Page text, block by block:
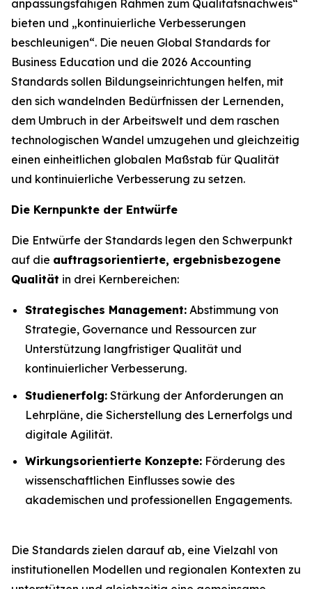
anpassungsfähigen Rahmen zum Qualitätsnachweis“
bieten und „kontinuierliche Verbesserungen
beschleunigen“. Die neuen Global Standards for
Business Education und die 2026 Accounting
Standards sollen Bildungseinrichtungen helfen, mit
den sich wandelnden Bedürfnissen der Lernenden,
dem Umbruch in der Arbeitswelt und dem raschen
technologischen Wandel umzugehen und gleichzeitig
einen einheitlichen globalen Maßstab für Qualität
und kontinuierliche Verbesserung zu setzen.
Die Kernpunkte der Entwürfe
Die Entwürfe der Standards legen den Schwerpunkt
auf die auftragsorientierte, ergebnisbezogene
Qualität in drei Kernbereichen:
Strategisches Management: Abstimmung von
Strategie, Governance und Ressourcen zur
Unterstützung langfristiger Qualität und
kontinuierlicher Verbesserung.
Studienerfolg: Stärkung der Anforderungen an
Lehrpläne, die Sicherstellung des Lernerfolgs und
digitale Agilität.
Wirkungsorientierte Konzepte: Förderung des
wissenschaftlichen Einflusses sowie des
akademischen und professionellen Engagements.
Die Standards zielen darauf ab, eine Vielzahl von
institutionellen Modellen und regionalen Kontexten zu